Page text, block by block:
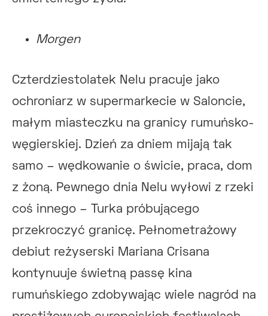
Morgen
Czterdziestolatek Nelu pracuje jako
ochroniarz w supermarkecie w Saloncie,
małym miasteczku na granicy rumuńsko-
węgierskiej. Dzień za dniem mijają tak
samo – wędkowanie o świcie, praca, dom
z żoną. Pewnego dnia Nelu wyłowi z rzeki
coś innego – Turka próbującego
przekroczyć granicę. Pełnometrażowy
debiut reżyserski Mariana Crisana
kontynuuje świetną passę kina
rumuńskiego zdobywając wiele nagród na